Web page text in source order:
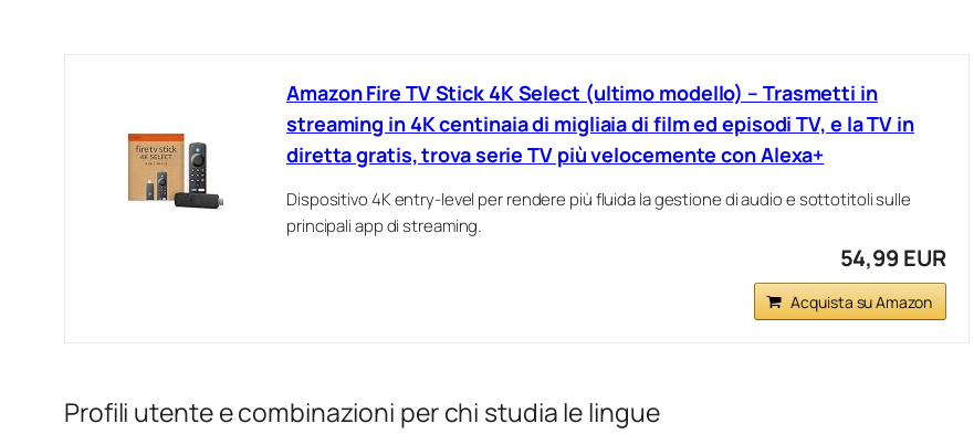
Amazon Fire TV Stick 4K Select (ultimo modello) – Trasmetti in
streaming in 4K centinaia di migliaia di film ed episodi TV, e la TV in
diretta gratis, trova serie TV più velocemente con Alexa+
Dispositivo 4K entry-level per rendere più fluida la gestione di audio e sottotitoli sulle
principali app di streaming.
54,99 EUR
Acquista su Amazon
Profili utente e combinazioni per chi studia le lingue